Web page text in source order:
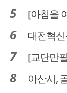
[아침을
대전혁신
[교단만필]
아산시,